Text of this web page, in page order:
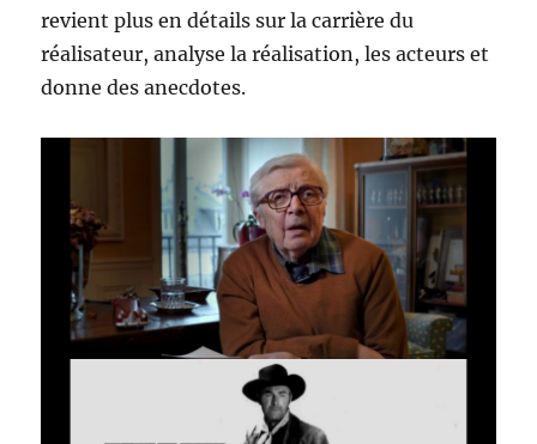
revient plus en détails sur la carrière du
réalisateur, analyse la réalisation, les acteurs et
donne des anecdotes.